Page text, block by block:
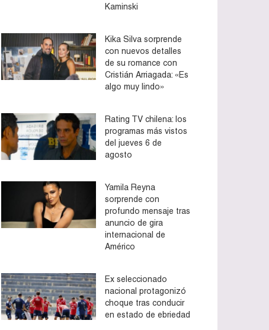
Kaminski
Kika Silva sorprende
con nuevos detalles
de su romance con
Cristián Arriagada: «Es
algo muy lindo»
Rating TV chilena: los
programas más vistos
del jueves 6 de
agosto
Yamila Reyna
sorprende con
profundo mensaje tras
anuncio de gira
internacional de
Américo
Ex seleccionado
nacional protagonizó
choque tras conducir
en estado de ebriedad